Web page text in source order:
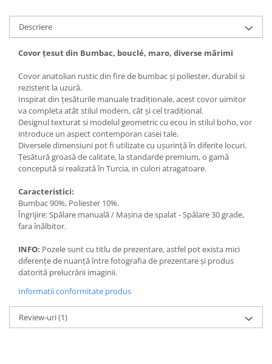
Descriere
Covor țesut din Bumbac, bouclé, maro, diverse mărimi
Covor anatolian rustic din fire de bumbac și poliester, durabil si
rezistent la uzură.
Inspirat din țesăturile manuale tradiționale, acest covor uimitor
va completa atât stilul modern, cât și cel tradițional.
Designul texturat si modelul geometric cu ecou in stilul boho, vor
introduce un aspect contemporan casei tale.
Diversele dimensiuni pot fi utilizate cu ușurință în diferite locuri.
Țesătură groasă de calitate, la standarde premium, o gamă
concepută si realizată în Turcia, in culori atragatoare.
Caracteristici:
Bumbac 90%, Poliester 10%.
Îngrijire: Spălare manuală / Mașina de spalat - Spălare 30 grade,
fara înălbitor.
INFO: Pozele sunt cu titlu de prezentare, astfel pot exista mici
diferențe de nuanță între fotografia de prezentare și produs
datorită prelucrării imaginii.
Informatii conformitate produs
Review-uri(1)